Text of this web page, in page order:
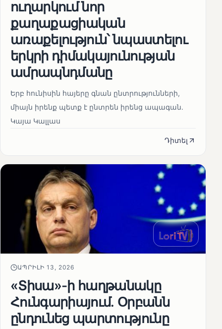
ուղարկում նոր
քաղաքացիական
առաքելություն՝ նպաստելու
երկրի դիմակայունության
ամրապնդմանը
Երբ հունիսին հայերը գնան ընտրությունների,
միայն իրենք պետք է ընտրեն իրենց ապագան.
Կայա Կալլաս
Դիտել
ԱՊՐԻԼԻ 13, 2026
«Տիսա»-ի հաղթանակը
Հունգարիայում․ Օրբանն
ընդունեց պարտությունը